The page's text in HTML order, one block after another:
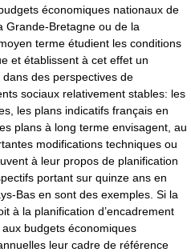
économiques nationaux de
Grande-Bretagne ou de la
terme étudient les conditions
et établissent à cet effet un
dans des perspectives de
sociaux relativement stables: les
les plans indicatifs français en
plans à long terme envisagent, au
modifications techniques ou
à leur propos de planification
portant sur quinze ans en
Bas en sont des exemples. Si la
à la planification d’encadrement
budgets économiques
leur cadre de référence